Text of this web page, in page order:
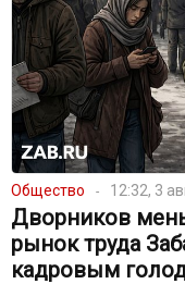
Общество 12:32, 3
Дворников
рынок труда
кадровым